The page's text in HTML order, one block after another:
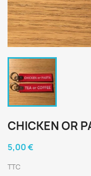
CHICKEN OR
5,00 €
TTC